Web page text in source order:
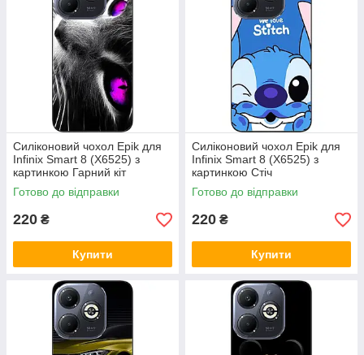
Силіконовий чохол Epik для
Infinix Smart 8 (X6525) з
картинкою Гарний кіт
Готово до відправки
220 ₴
Купити
Силіконовий чохол Epik для
Infinix Smart 8 (X6525) з
картинкою Стіч
Готово до відправки
220 ₴
Купити